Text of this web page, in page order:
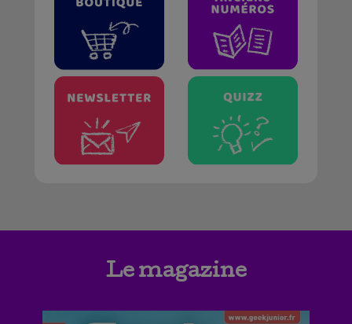
Le magazine